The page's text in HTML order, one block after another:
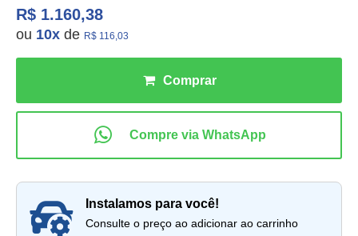
R$ 1.160,38
ou 10x de R$ 116,03
instalamos para você!
Consulte o preço ao adicionar ao carrinho